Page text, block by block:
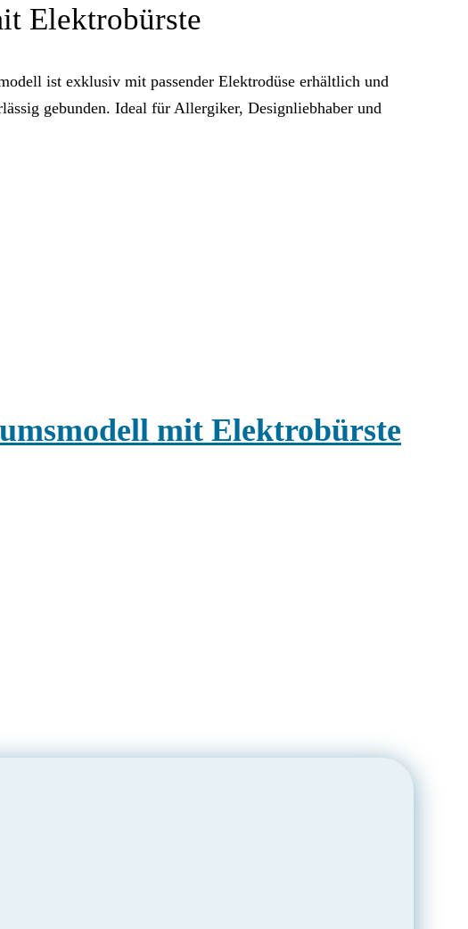
Elektrobürste
ist exklusiv mit passender Elektrodüse erhältlich und
gebunden. Ideal für Allergiker, Designliebhaber und
mit Elektrobürste